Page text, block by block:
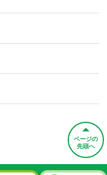
ページの
先頭へ